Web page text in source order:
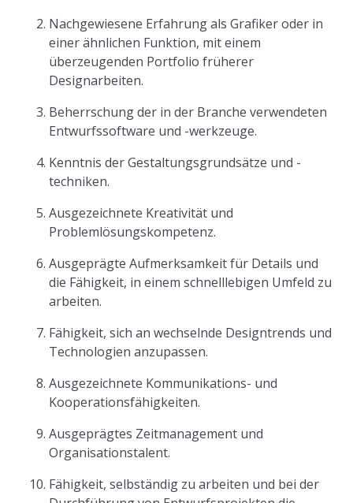
Nachgewiesene Erfahrung als Grafiker oder in
einer ähnlichen Funktion, mit einem
überzeugenden Portfolio früherer
Designarbeiten.
Beherrschung der in der Branche verwendeten
Entwurfssoftware und -werkzeuge.
Kenntnis der Gestaltungsgrundsätze und -
techniken.
Ausgezeichnete Kreativität und
Problemlösungskompetenz.
Ausgeprägte Aufmerksamkeit für Details und
die Fähigkeit, in einem schnelllebigen Umfeld zu
arbeiten.
Fähigkeit, sich an wechselnde Designtrends und
Technologien anzupassen.
Ausgezeichnete Kommunikations- und
Kooperationsfähigkeiten.
Ausgeprägtes Zeitmanagement und
Organisationstalent.
Fähigkeit, selbständig zu arbeiten und bei der